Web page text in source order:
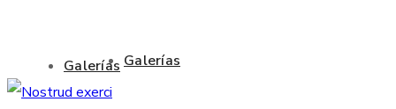
Galerías Galerías